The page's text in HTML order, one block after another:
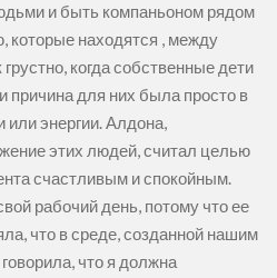
и быть компаньоном рядом
которые находятся , между
когда собственные дети
причина для них была просто в
или энергии. Алдона,
этих людей, считал целью
счастливым и спокойным.
рабочий день, потому что ее
что в среде, созданной нашим
что я должна